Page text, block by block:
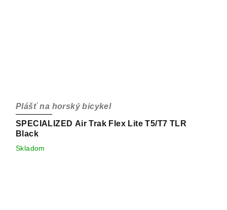
SPECIALIZED Air Trak Flex Lite T5/T7 TLR
Black
Plášť na horský bicykel
Skladom